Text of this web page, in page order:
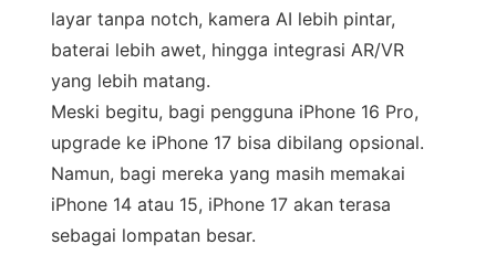
layar tanpa notch, kamera AI lebih pintar,
baterai lebih awet, hingga integrasi AR/VR
yang lebih matang.
Meski begitu, bagi pengguna iPhone 16 Pro,
upgrade ke iPhone 17 bisa dibilang opsional.
Namun, bagi mereka yang masih memakai
iPhone 14 atau 15, iPhone 17 akan terasa
sebagai lompatan besar.